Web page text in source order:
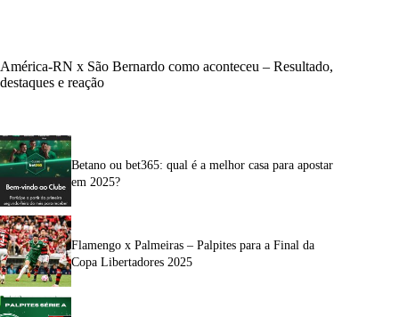
América-RN x São Bernardo como aconteceu – Resultado,
destaques e reação
Betano ou bet365: qual é a melhor casa para apostar
em 2025?
Flamengo x Palmeiras – Palpites para a Final da
Copa Libertadores 2025